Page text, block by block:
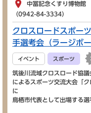
中冨記念くすり博物
（0942-84-3334）
クロスロードスポー
手選考会（ラージボ
イベント スポーツ
筑後川流域クロスロード協議
によるスポーツ交流大会「
に
鳥栖市代表として出場する選